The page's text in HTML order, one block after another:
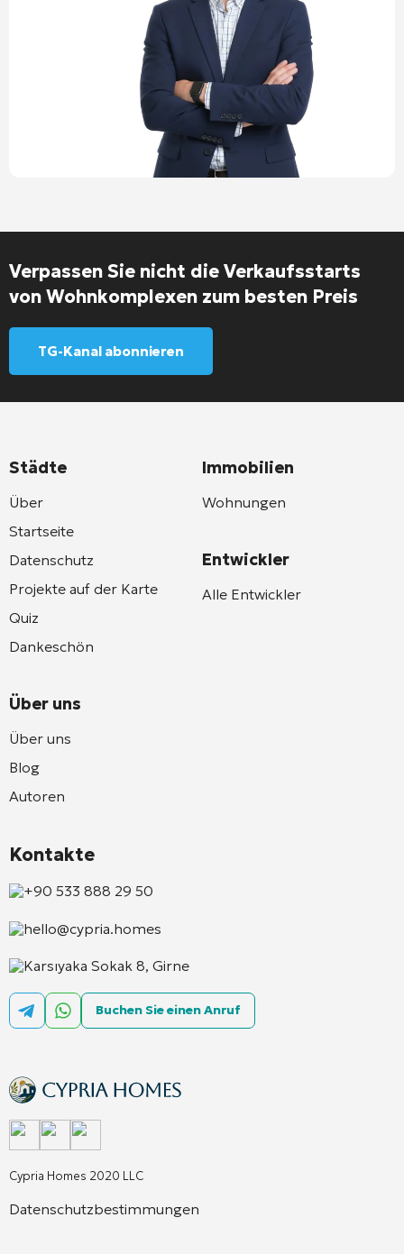
Verpassen Sie nicht die Verkaufsstarts
von Wohnkomplexen zum besten Preis
TG-Kanal abonnieren
Cypria Homes 2020 LLC
Datenschutzbestimmungen
Städte
Über
Startseite
Datenschutz
Projekte auf der Karte
Quiz
Dankeschön
Über uns
Über uns
Blog
Autoren
Immobilien
Wohnungen
Entwickler
Alle Entwickler
Kontakte
+90 533 888 29 50
hello@cypria.homes
Karsıyaka Sokak 8, Girne
Buchen Sie einen Anruf